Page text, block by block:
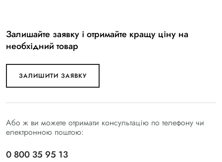
Залишайте заявку і отримайте кращу ціну на
необхідний товар
ЗАЛИШИТИ ЗАЯВКУ
Або ж ви можете отримати консультацію по телефону чи
електронною поштою:
0 800 35 95 13